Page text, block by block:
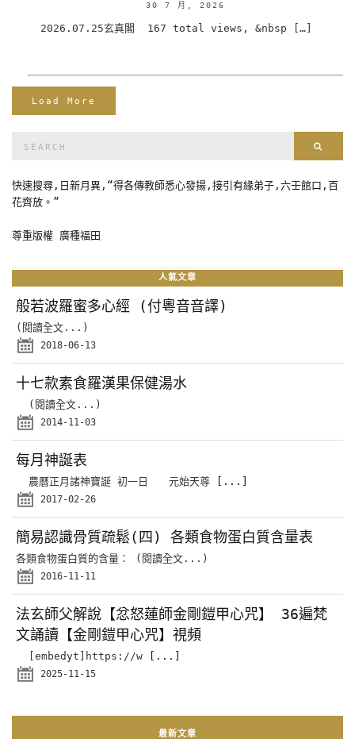
30 7 月, 2026
2026.07.25玄真閣 167 total views, &nbsp […]
Load More
快速搜尋,日新月異,“得各傳教師悉心發揚,接引有緣弟子,六壬館口,百
花齊放。”
尊重版權 廣種福田
人氣文章
般若波羅蜜多心經 (付粵音音譯)
(閱讀全文...)
2018-06-13
十七款素食羅漢果保健湯水
(閱讀全文...)
2014-11-03
每月神誕表
農曆正月諸神寶誕 初一日 元始天尊 [...]
2017-02-26
簡易認識骨質疏鬆(四) 各類食物蛋白質含量表
各類食物蛋白質的含量： (閱讀全文...)
2016-11-11
法玄師父解說【忿怒蓮師金剛鎧甲心咒】 36遍梵
文誦讀【金剛鎧甲心咒】視頻
[embedyt]https://w [...]
2025-11-15
最新文章